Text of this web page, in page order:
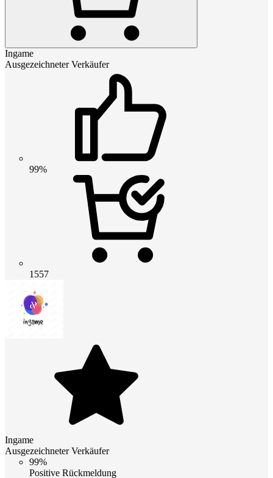
Ingame
Ausgezeichneter Verkäufer
99%
1557
Ingame
Ausgezeichneter Verkäufer
99%
Positive Rückmeldung